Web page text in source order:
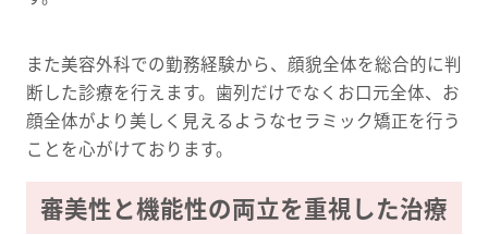
また美容外科での勤務経験から、顔貌全体を総合的に判
断した診療を行えます。歯列だけでなくお口元全体、お
顔全体がより美しく見えるようなセラミック矯正を行う
ことを心がけております。
審美性と機能性の両立を重視した治療